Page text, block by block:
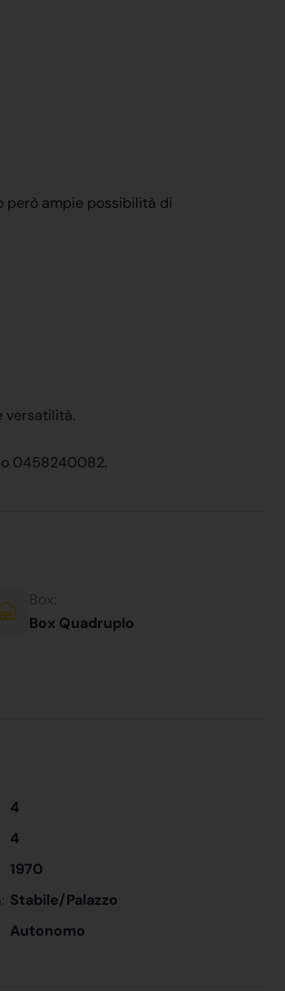
però ampie possibilità di
versatilità.
0458240082.
Box:
Box Quadruplo
4
4
1970
Stabile/Palazzo
Autonomo